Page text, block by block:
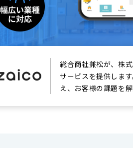
総合商社兼松が、株
サービスを提供しま
え、お客様の課題を解